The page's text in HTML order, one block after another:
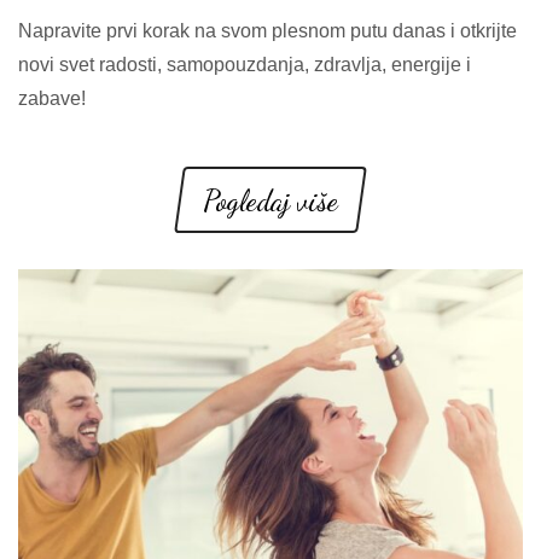
Napravite prvi korak na svom plesnom putu danas i otkrijte
novi svet radosti, samopouzdanja, zdravlja, energije i
zabave!
Pogledaj više